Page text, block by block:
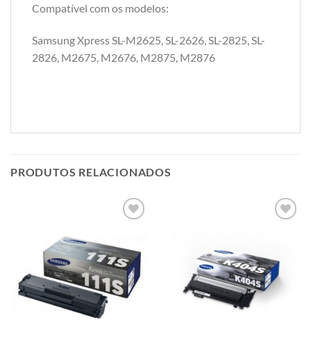
Compatível com os modelos:
Samsung Xpress SL-M2625, SL-2626, SL-2825, SL-
2826, M2675, M2676, M2875, M2876
PRODUTOS RELACIONADOS
desejos